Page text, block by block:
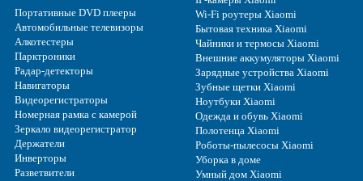
Портативные DVD плееры
Автомобильные телевизоры
Алкотестеры
Парктроники
Радар-детекторы
Навигаторы
Видеорегистраторы
Номерная рамка с камерой
Зеркало видеорегистратор
Держатели
Инверторы
Разветвители
Wi-Fi роутеры Xiaomi
Бытовая техника Xiaomi
Чайники и термосы Xiaomi
Внешние аккумуляторы Xiaomi
Зарядные устройства Xiaomi
Зубные щетки Xiaomi
Ноутбуки Xiaomi
Одежда и обувь Xiaomi
Полотенца Xiaomi
Роботы-пылесосы Xiaomi
Уборка в доме
Умный дом Xiaomi